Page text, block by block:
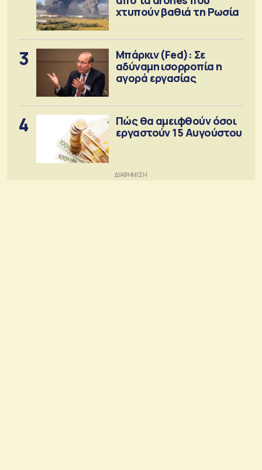
χτυπούν βαθιά τη Ρωσία
3
Μπάρκιν (Fed): Σε
αδύναμη ισορροπία η
αγορά εργασίας
4
Πώς θα αμειφθούν όσοι
εργαστούν 15 Αυγούστου